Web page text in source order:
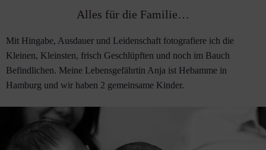
Alles für die Familie…
Mit Hingabe, Ausdauer und Leidenschaft fotografiere ich die
Kleinen, Kleinsten, frisch Geschlüpften und noch im Bauch
Befindlichen. Meine Lebensgefährtin Anja ist Hebamme in
Hamburg und wir haben 2 gemeinsame Kinder.